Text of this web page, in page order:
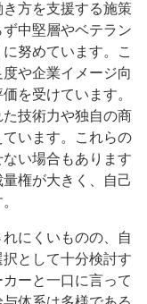
方を支援する施策
中堅層やベテラン
努めています。こ
や企業イメージ向
を受けています。
技術力や独自の商
います。これらの
い場合もあります
権が大きく、自己
にくいものの、自
として十分検討す
ーと一口に言って